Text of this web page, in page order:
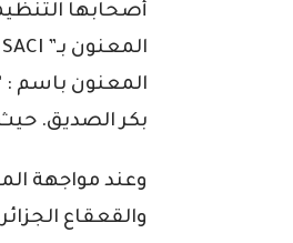
أصحابها
بكر الصديق.
وعند مواجهة
والقعقاع